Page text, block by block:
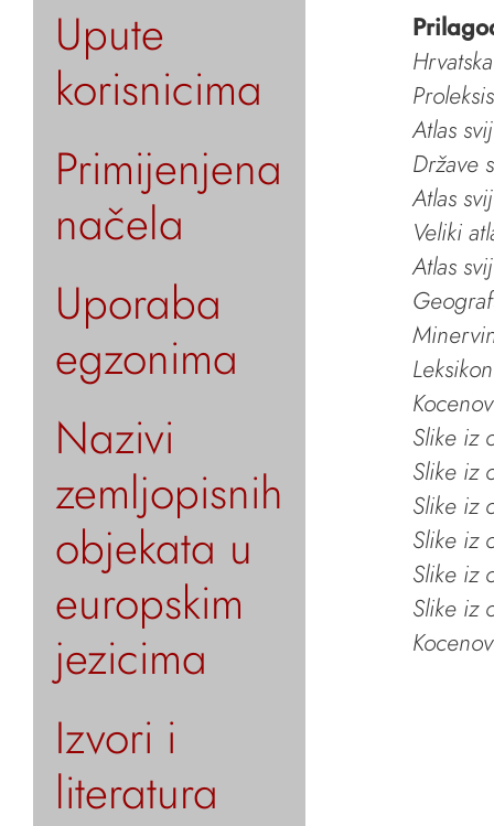
Upute
korisnicima
Primijenjena
načela
Uporaba
egzonima
Nazivi
zemljopisnih
objekata u
europskim
jezicima
Izvori i
literatura
Atlas
Države
Atlas
Veliki
Atlas
Slike iz
Slike iz
Slike iz
Slike iz
Slike iz
Slike iz